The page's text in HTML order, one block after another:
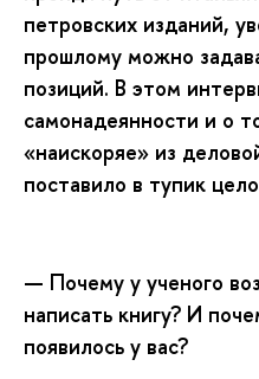
петровских изданий,
прошлому можно
позиций. В этом
самонадеянности и о
«наискоряе» из
поставило в тупик
— Почему у ученого
написать книгу? И
появилось у вас?